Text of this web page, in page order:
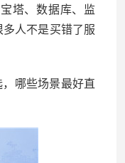
塔、数据库、监
人不是买错了服
哪些场景最好直